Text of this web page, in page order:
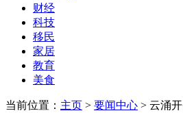
财经
科技
移民
家居
教育
美食
当前位置： 主页 > 要闻中心 > 云涌